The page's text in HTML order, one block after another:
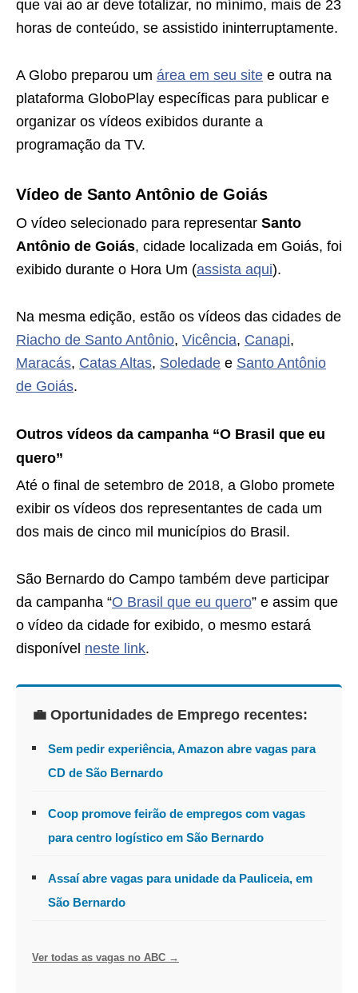
que vai ao ar deve totalizar, no mínimo, mais de 23
horas de conteúdo, se assistido ininterruptamente.
A Globo preparou um área em seu site e outra na
plataforma GloboPlay específicas para publicar e
organizar os vídeos exibidos durante a
programação da TV.
Vídeo de Santo Antônio de Goiás
O vídeo selecionado para representar Santo
Antônio de Goiás, cidade localizada em Goiás, foi
exibido durante o Hora Um (assista aqui).
Na mesma edição, estão os vídeos das cidades de
Riacho de Santo Antônio, Vicência, Canapi,
Maracás, Catas Altas, Soledade e Santo Antônio
de Goiás.
Outros vídeos da campanha “O Brasil que eu
quero”
Até o final de setembro de 2018, a Globo promete
exibir os vídeos dos representantes de cada um
dos mais de cinco mil municípios do Brasil.
São Bernardo do Campo também deve participar
da campanha “O Brasil que eu quero” e assim que
o vídeo da cidade for exibido, o mesmo estará
disponível neste link.
💼 Oportunidades de Emprego recentes:
Sem pedir experiência, Amazon abre vagas para
CD de São Bernardo
Coop promove feirão de empregos com vagas
para centro logístico em São Bernardo
Assaí abre vagas para unidade da Pauliceia, em
São Bernardo
Ver todas as vagas no ABC →